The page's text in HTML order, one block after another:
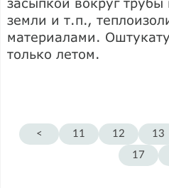
земли и т.п.,
материалами.
только летом.
< 11 12 13
17